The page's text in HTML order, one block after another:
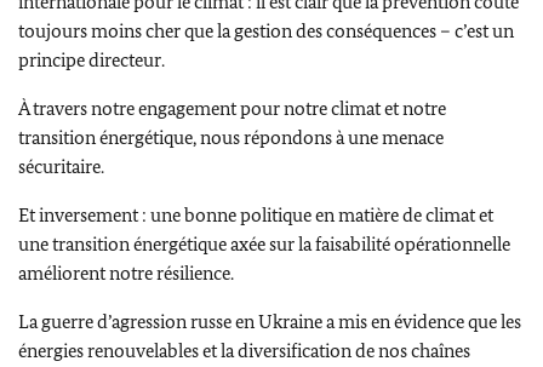
toujours moins cher que la gestion des conséquences – c’est un
principe directeur.
À travers notre engagement pour notre climat et notre
transition énergétique, nous répondons à une menace
sécuritaire.
Et inversement : une bonne politique en matière de climat et
une transition énergétique axée sur la faisabilité opérationnelle
améliorent notre résilience.
La guerre d’agression russe en Ukraine a mis en évidence que les
énergies renouvelables et la diversification de nos chaînes